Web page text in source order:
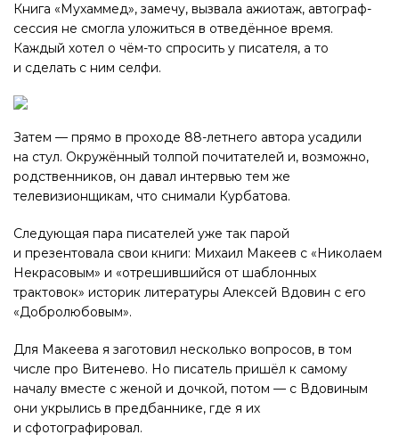
Книга «Мухаммед», замечу, вызвала ажиотаж, автограф-
сессия не смогла уложиться в отведённое время.
Каждый хотел о чём-то спросить у писателя, а то
и сделать с ним селфи.
Затем — прямо в проходе 88-летнего автора усадили
на стул. Окружённый толпой почитателей и, возможно,
родственников, он давал интервью тем же
телевизионщикам, что снимали Курбатова.
Следующая пара писателей уже так парой
и презентовала свои книги: Михаил Макеев с «Николаем
Некрасовым» и «отрешившийся от шаблонных
трактовок» историк литературы Алексей Вдовин с его
«Добролюбовым».
Для Макеева я заготовил несколько вопросов, в том
числе про Витенево. Но писатель пришёл к самому
началу вместе с женой и дочкой, потом — с Вдовиным
они укрылись в предбаннике, где я их
и сфотографировал.